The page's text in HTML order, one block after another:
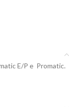
E/P e Promatic.